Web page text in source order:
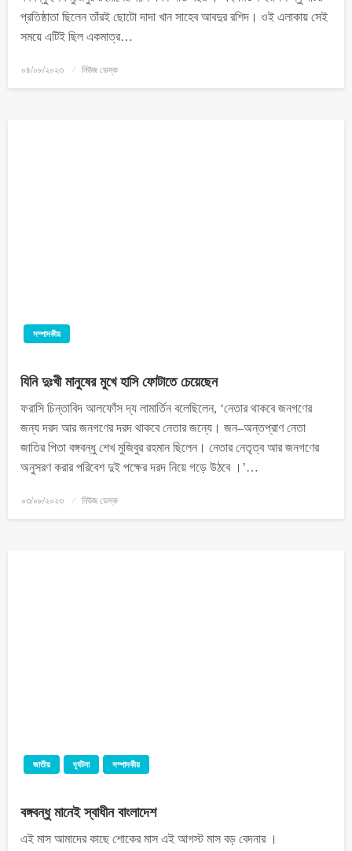
প্রতিষ্ঠাতা ছিলেন তাঁরই ছোটো দাদা খান সাহেব আবদুর রশিদ। ওই এলাকায় সেই
সময়ে এটিই ছিল একমাত্র…
০৪/০৮/২০২৩ নিউজ ডেস্ক
সম্পাদকীয়
যিনি দুঃখী মানুষের মুখে হাসি ফোটাতে চেয়েছেন
ফরাসি চিন্তাবিদ আলফোঁস দ্য লামার্তিন বলেছিলেন, ‘নেতার থাকবে জনগণের
জন্য দরদ আর জনগণের দরদ থাকবে নেতার জন্যে। জন–অন্তপ্রাণ নেতা
জাতির পিতা বঙ্গবন্ধু শেখ মুজিবুর রহমান ছিলেন। নেতার নেতৃত্ব আর জনগণের
অনুসরণ করার পরিবেশ দুই পক্ষের দরদ নিয়ে গড়ে উঠবে ।’…
০৩/০৮/২০২৩ নিউজ ডেস্ক
জাতীয় দূর্ঘটনা সম্পাদকীয়
বঙ্গবন্ধু মানেই স্বাধীন বাংলাদেশ
এই মাস আমাদের কাছে শোকের মাস এই আগস্ট মাস বড় বেদনার ।